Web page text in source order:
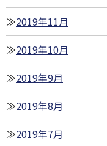
2019年11月
2019年10月
2019年9月
2019年8月
2019年7月